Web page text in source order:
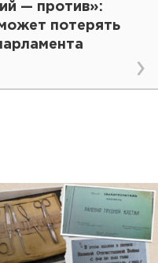
— против»:
потерять